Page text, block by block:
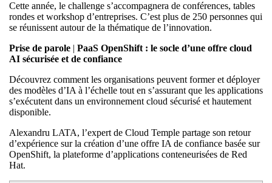
Cette année, le challenge s’accompagnera de conférences, tables
rondes et workshop d’entreprises. C’est plus de 250 personnes qui
se réunissent autour de la thématique de l’innovation.
Prise de parole | PaaS OpenShift : le socle d’une offre cloud
AI sécurisée et de confiance
Découvrez comment les organisations peuvent former et déployer
des modèles d’IA à l’échelle tout en s’assurant que les applications
s’exécutent dans un environnement cloud sécurisé et hautement
disponible.
Alexandru LATA, l’expert de Cloud Temple partage son retour
d’expérience sur la création d’une offre IA de confiance basée sur
OpenShift, la plateforme d’applications conteneurisées de Red
Hat.